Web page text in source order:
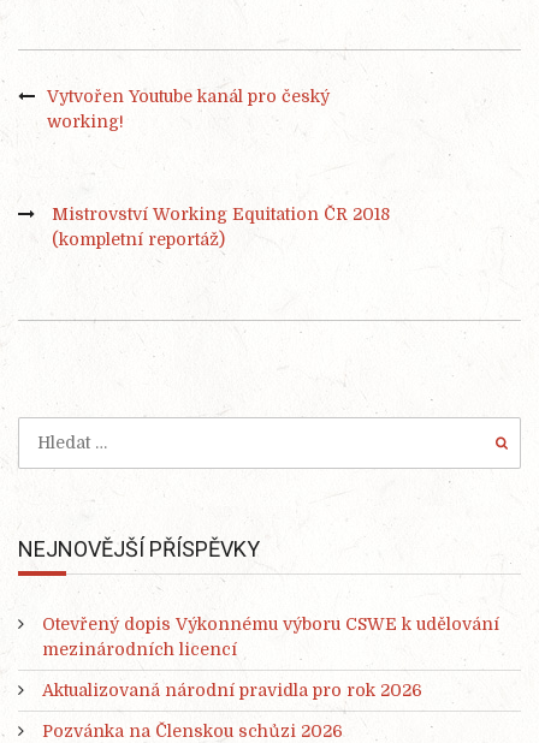
Vytvořen Youtube kanál pro český
working!
Mistrovství Working Equitation ČR 2018
(kompletní reportáž)
NEJNOVĚJŠÍ PŘÍSPĚVKY
Otevřený dopis Výkonnému výboru CSWE k udělování
mezinárodních licencí
Aktualizovaná národní pravidla pro rok 2026
Pozvánka na Členskou schůzi 2026